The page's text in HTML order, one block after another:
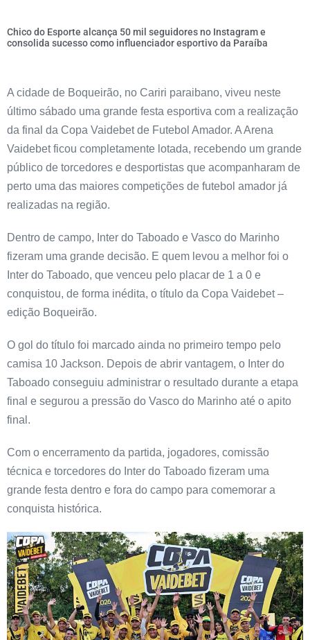
Chico do Esporte alcança 50 mil seguidores no Instagram e
consolida sucesso como influenciador esportivo da Paraíba
A cidade de Boqueirão, no Cariri paraibano, viveu neste
último sábado uma grande festa esportiva com a realização
da final da Copa Vaidebet de Futebol Amador. A Arena
Vaidebet ficou completamente lotada, recebendo um grande
público de torcedores e desportistas que acompanharam de
perto uma das maiores competições de futebol amador já
realizadas na região.
Dentro de campo, Inter do Taboado e Vasco do Marinho
fizeram uma grande decisão. E quem levou a melhor foi o
Inter do Taboado, que venceu pelo placar de 1 a 0 e
conquistou, de forma inédita, o título da Copa Vaidebet –
edição Boqueirão.
O gol do título foi marcado ainda no primeiro tempo pelo
camisa 10 Jackson. Depois de abrir vantagem, o Inter do
Taboado conseguiu administrar o resultado durante a etapa
final e segurou a pressão do Vasco do Marinho até o apito
final.
Com o encerramento da partida, jogadores, comissão
técnica e torcedores do Inter do Taboado fizeram uma
grande festa dentro e fora do campo para comemorar a
conquista histórica.